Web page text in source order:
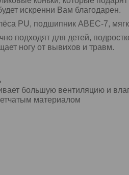
искренни Вам благодарен.
PU, подшипник ABEC-7,
подходят для детей,
ногу от вывихов и травм.
большую вентиляцию и
материалом